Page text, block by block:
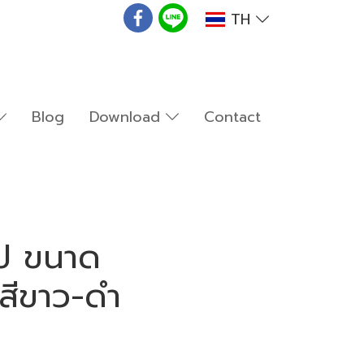
TH
Blog Download Contact
ขนาด
ขาว-ดำ